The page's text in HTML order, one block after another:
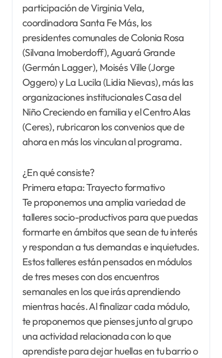
participación de Virginia Vela,
coordinadora Santa Fe Más, los
presidentes comunales de Colonia Rosa
(Silvana Imoberdoff), Aguará Grande
(Germán Lagger), Moisés Ville (Jorge
Oggero) y La Lucila (Lidia Nievas), más las
organizaciones institucionales Casa del
Niño Creciendo en familia y el Centro Alas
(Ceres), rubricaron los convenios que de
ahora en más los vinculan al programa.
¿En qué consiste?
Primera etapa: Trayecto formativo
Te proponemos una amplia variedad de
talleres socio-productivos para que puedas
formarte en ámbitos que sean de tu interés
y respondan a tus demandas e inquietudes.
Estos talleres están pensados en módulos
de tres meses con dos encuentros
semanales en los que irás aprendiendo
mientras hacés. Al finalizar cada módulo,
te proponemos que pienses junto al grupo
una actividad relacionada con lo que
aprendiste para dejar huellas en tu barrio o